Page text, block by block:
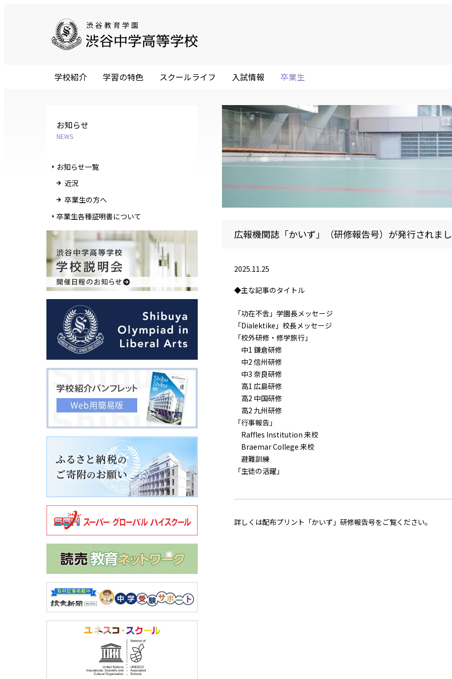
学校紹介 学習の特色 スクールライフ 入試情報 卒業生
広報機関誌「かいず」（研修報告号）が発行されま
2025.11.25
◆主な記事のタイトル
「功在不舎」学園長メッセージ
「Dialektike」校長メッセージ
「校外研修・修学旅行」
中1 鎌倉研修
中2 信州研修
中3 奈良研修
高1 広島研修
高2 中国研修
高2 九州研修
「行事報告」
Raffles Institution 来校
Braemar College 来校
避難訓練
「生徒の活躍」
詳しくは配布プリント「かいず」研修報告号をご覧ください。
お知らせ
NEWS
お知らせ一覧
近況
卒業生の方へ
卒業生各種証明書について